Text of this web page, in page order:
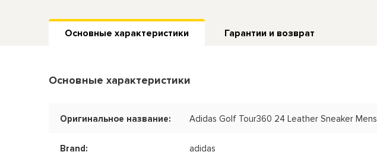
Основные характеристики Гарантии и возврат
Основные характеристики
Оригинальное название: Adidas Golf Tour360 24 Leather Sneaker Mens
Brand: adidas